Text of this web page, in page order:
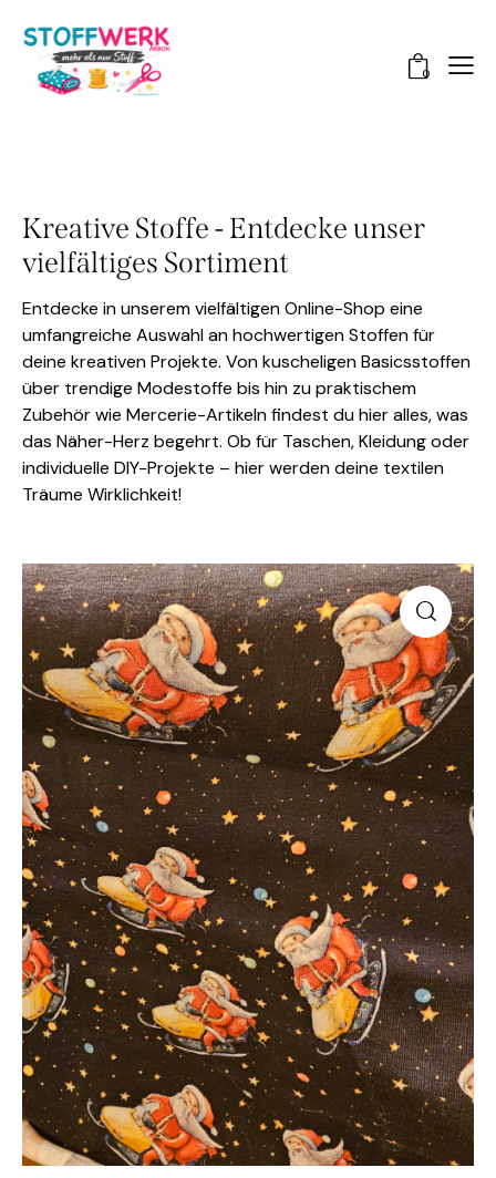
0
Kreative Stoffe - Entdecke unser
vielfältiges Sortiment
Entdecke in unserem vielfältigen Online-Shop eine
umfangreiche Auswahl an hochwertigen Stoffen für
deine kreativen Projekte. Von kuscheligen Basicsstoffen
über trendige Modestoffe bis hin zu praktischem
Zubehör wie Mercerie-Artikeln findest du hier alles, was
das Näher-Herz begehrt. Ob für Taschen, Kleidung oder
individuelle DIY-Projekte – hier werden deine textilen
Träume Wirklichkeit!